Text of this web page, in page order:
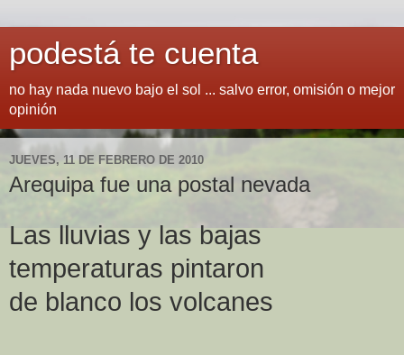
podestá te cuenta
no hay nada nuevo bajo el sol ... salvo error, omisión o mejor
opinión
JUEVES, 11 DE FEBRERO DE 2010
Arequipa fue una postal nevada
Las lluvias y las bajas
temperaturas pintaron
de blanco los volcanes